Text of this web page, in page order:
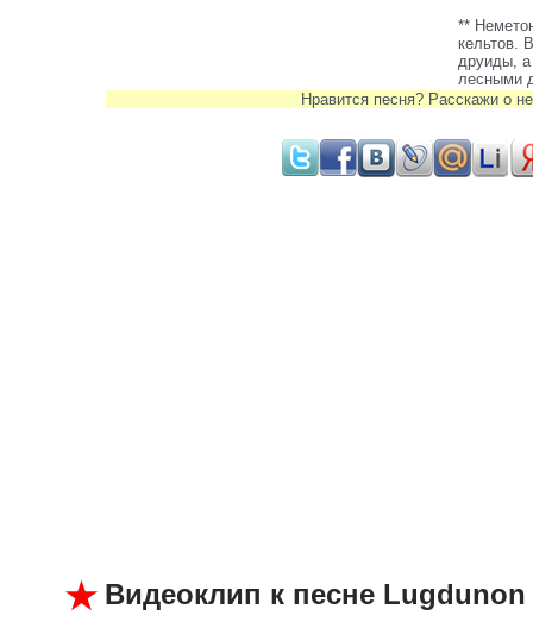
**
кельтов.
друиды, а
лесными
Нравится песня? Расскажи о
Видеоклип к песне Lugdunon